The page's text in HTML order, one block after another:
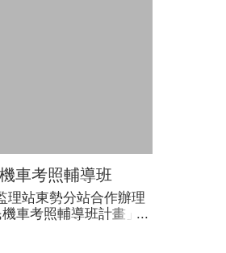
車考照輔導班
理站東勢分站合作辦理
車考照輔導班計畫」
加，由專業講師傳授